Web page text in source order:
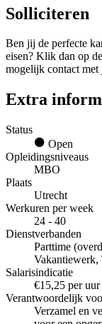
Solliciteren
Ben jij de perfecte
eisen? Klik dan op
mogelijk contact met
Extra
Status
Open
Opleidingsniveaus
MBO
Plaats
Utrecht
Werkuren per week
24 - 40
Dienstverbanden
Parttime
Salarisindicatie
€15,25 per uur
Verantwoordelijk
Verzamel en